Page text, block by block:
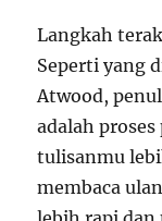
Langkah
Seperti yang
Atwood,
adalah
tulisanmu
membaca